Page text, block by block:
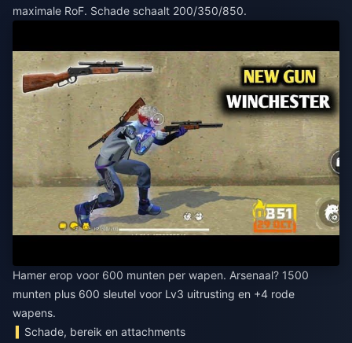
maximale RoF. Schade schaalt 200/350/850.
Hamer erop voor 600 munten per wapen. Arsenaal? 1500
munten plus 600 sleutel voor Lv3 uitrusting en +4 rode
wapens.
Schade, bereik en attachments